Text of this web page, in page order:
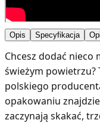
Opis Specyfikacja
Chcesz dodać nieco
świeżym powietrzu?
polskiego
opakowaniu
zaczynają skakać,